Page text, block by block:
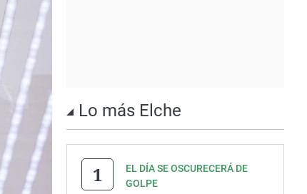
Lo más Elche
EL DÍA SE OSCURECERÁ DE
GOLPE